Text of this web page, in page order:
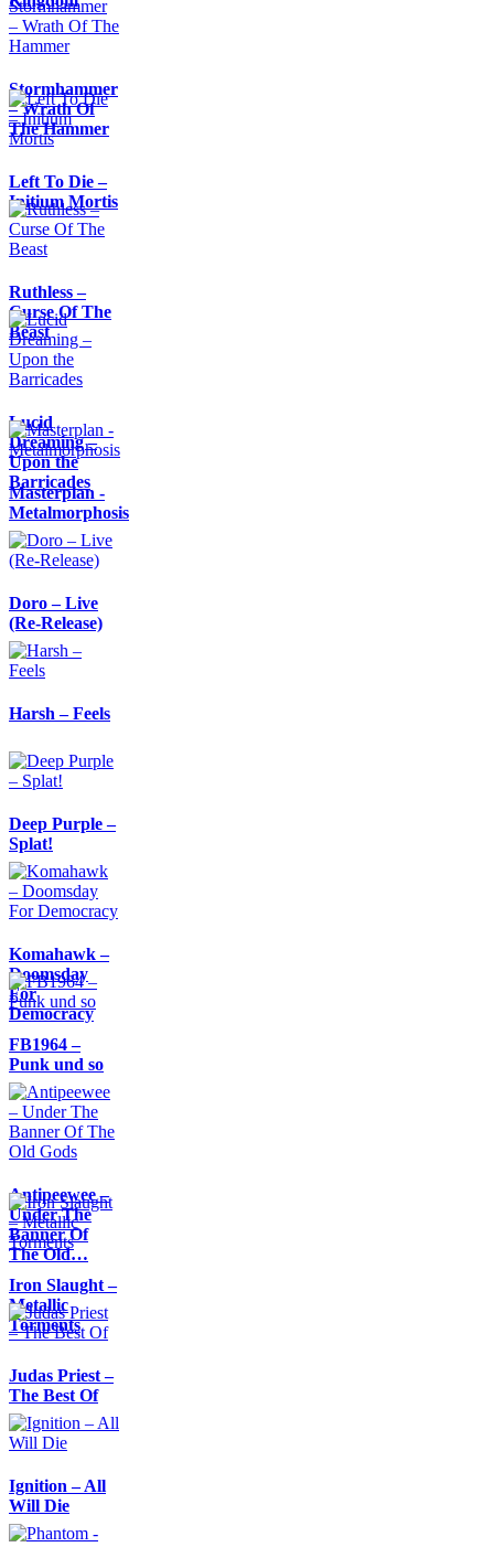
Stormhammer
– Wrath Of
The Hammer
Left To Die –
Initium Mortis
Ruthless –
Curse Of The
Beast
Lucid
Dreaming –
Upon the
Barricades
Masterplan -
Metalmorphosis
Doro – Live
(Re-Release)
Harsh – Feels
Deep Purple –
Splat!
Komahawk –
Doomsday
For
Democracy
FB1964 –
Punk und so
Antipeewee –
Under The
Banner Of
The Old…
Iron Slaught –
Metallic
Torments
Judas Priest –
The Best Of
Ignition – All
Will Die